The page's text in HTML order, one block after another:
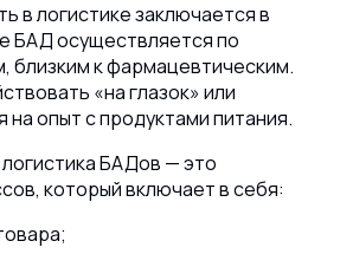
в логистике заключается в
БАД осуществляется по
близким к фармацевтическим.
«на глазок» или
опыт с продуктами питания.
логистика БАДов — это
который включает в себя: